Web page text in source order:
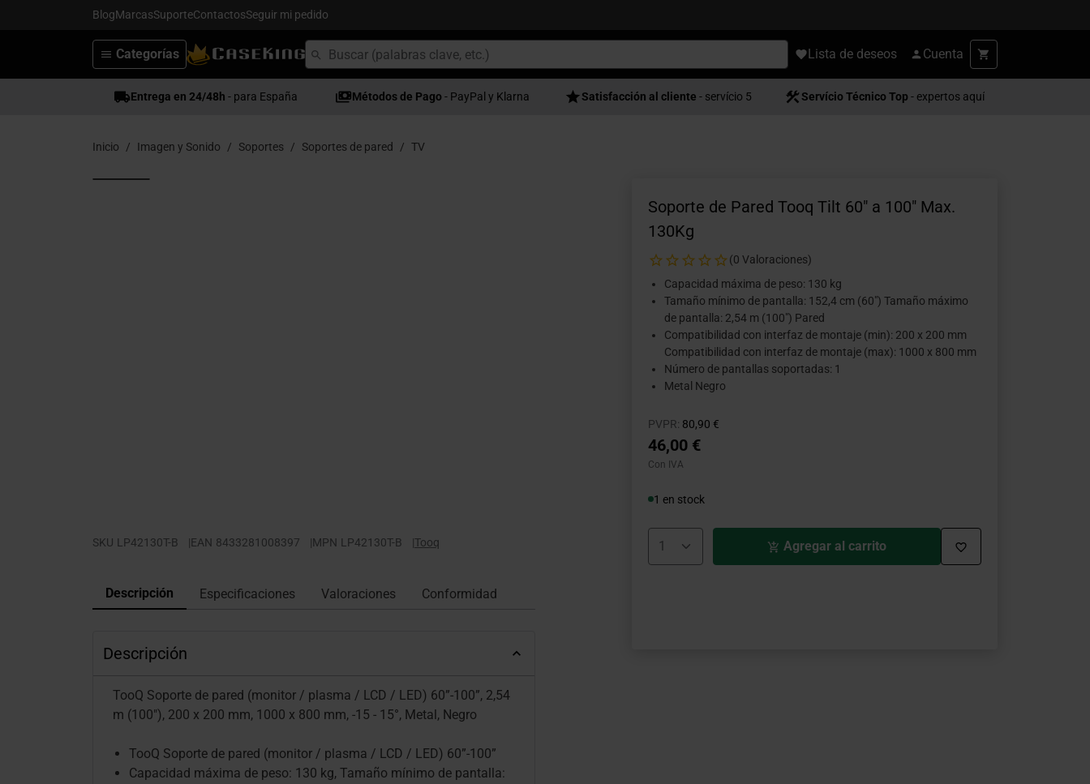
BlogMarcasSuporteContactosSeguir mi pedido
Lista de deseos Cuenta
Categorías
Entrega en 24/48h - para España Métodos de Pago - PayPal y Klarna Satisfacción al cliente - servício 5 Servício Técnico Top - expertos aquí
Inicio Imagen y Sonido Soportes Soportes de pared TV
Soporte de Pared Tooq Tilt 60" a 100" Max.
130Kg
(0 Valoraciones)
Capacidad máxima de peso: 130 kg
Tamaño mínimo de pantalla: 152,4 cm (60") Tamaño máximo
de pantalla: 2,54 m (100") Pared
Compatibilidad con interfaz de montaje (min): 200 x 200 mm
Compatibilidad con interfaz de montaje (max): 1000 x 800 mm
Número de pantallas soportadas: 1
Metal Negro
PVPR: Precio rebajado desde
80,90 €
46,00 €
1 en stock
Con IVA
Agregar al carrito
SKU LP42130T-B |EAN 8433281008397 |MPN LP42130T-B |Tooq
Descripción Especificaciones Valoraciones Conformidad
Descripción
TooQ Soporte de pared (monitor / plasma / LCD / LED) 60”-100”, 2,54
m (100"), 200 x 200 mm, 1000 x 800 mm, -15 - 15°, Metal, Negro
TooQ Soporte de pared (monitor / plasma / LCD / LED) 60”-100”
Capacidad máxima de peso: 130 kg, Tamaño mínimo de pantalla: